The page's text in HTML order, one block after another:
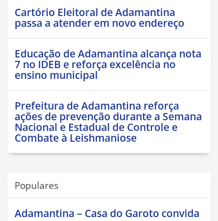
Cartório Eleitoral de Adamantina
passa a atender em novo endereço
Educação de Adamantina alcança nota
7 no IDEB e reforça excelência no
ensino municipal
Prefeitura de Adamantina reforça
ações de prevenção durante a Semana
Nacional e Estadual de Controle e
Combate à Leishmaniose
Populares
Adamantina – Casa do Garoto convida